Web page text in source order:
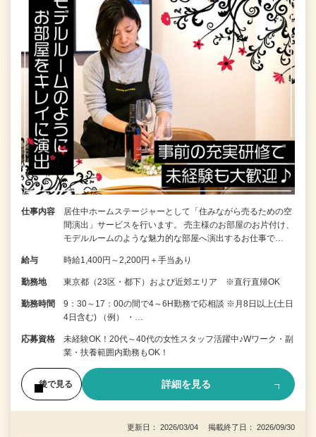
仕事内容
居住中ホームステージャーとして「住みながら売るための空
間演出」サービスを行います。 売主様のお部屋のお片付け、
モデルルームのような魅力的な部屋へ演出するお仕事で…
給与 時給1,400円～2,200円＋手当あり
勤務地 東京都（23区・都下）および近郊エリア ※直行直帰OK
勤務時間
9：30～17：00の間で4～6H勤務で応相談 ※月8日以上(土日
4日含む) （例） ・…
応募資格
未経験OK！20代～40代の女性スタッフ活躍中♪Wワーク・副
業・扶養範囲内勤務もOK！
後で見る 詳細を見る
更新日： 2026/03/04 掲載終了日： 2026/09/30